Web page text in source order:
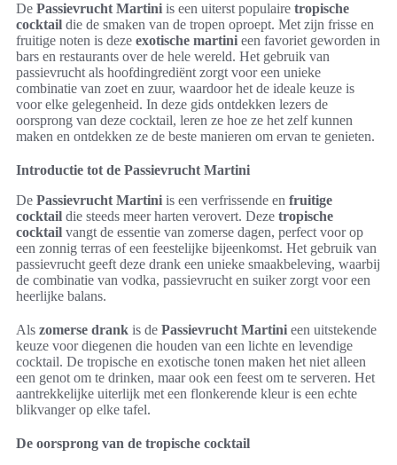
De Passievrucht Martini is een uiterst populaire tropische
cocktail die de smaken van de tropen oproept. Met zijn frisse en
fruitige noten is deze exotische martini een favoriet geworden in
bars en restaurants over de hele wereld. Het gebruik van
passievrucht als hoofdingrediënt zorgt voor een unieke
combinatie van zoet en zuur, waardoor het de ideale keuze is
voor elke gelegenheid. In deze gids ontdekken lezers de
oorsprong van deze cocktail, leren ze hoe ze het zelf kunnen
maken en ontdekken ze de beste manieren om ervan te genieten.
Introductie tot de Passievrucht Martini
De Passievrucht Martini is een verfrissende en fruitige
cocktail die steeds meer harten verovert. Deze tropische
cocktail vangt de essentie van zomerse dagen, perfect voor op
een zonnig terras of een feestelijke bijeenkomst. Het gebruik van
passievrucht geeft deze drank een unieke smaakbeleving, waarbij
de combinatie van vodka, passievrucht en suiker zorgt voor een
heerlijke balans.
Als zomerse drank is de Passievrucht Martini een uitstekende
keuze voor diegenen die houden van een lichte en levendige
cocktail. De tropische en exotische tonen maken het niet alleen
een genot om te drinken, maar ook een feest om te serveren. Het
aantrekkelijke uiterlijk met een flonkerende kleur is een echte
blikvanger op elke tafel.
De oorsprong van de tropische cocktail